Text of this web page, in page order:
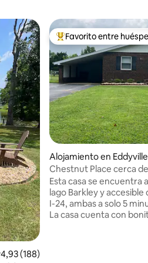
destacados
promedio: 4,93 de 5. 188
4,93 (188)
Favorito entre los
Favorito entre
Alojamiento en Eddyville
Chestnut Place cerca
paseos en barco
Esta casa se encuentra
lago Barkley y accesible
I-24, ambas a solo 5
La casa cuenta con